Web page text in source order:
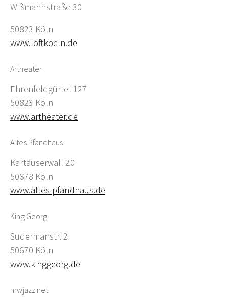
Wißmannstraße 30
50823 Köln
www.loftkoeln.de
Artheater
Ehrenfeldgürtel 127
50823 Köln
www.artheater.de
Altes Pfandhaus
Kartäuserwall 20
50678 Köln
www.altes-pfandhaus.de
King Georg
Sudermanstr. 2
50670 Köln
www.kinggeorg.de
nrwjazz.net